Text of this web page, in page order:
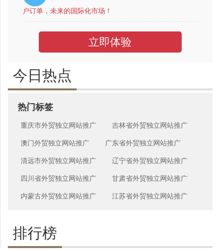
户订单，未来的国际化市场！
立即体验
今日热点
热门标签
重庆市外贸独立网站推广 吉林省外贸独立网站推广
澳门外贸独立网站推广 广东省外贸独立网站推广
清远市外贸独立网站推广 辽宁省外贸独立网站推广
四川省外贸独立网站推广 甘肃省外贸独立网站推广
内蒙古外贸独立网站推广 江苏省外贸独立网站推广
排行榜